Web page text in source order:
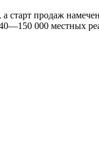
старт продаж
000 местных